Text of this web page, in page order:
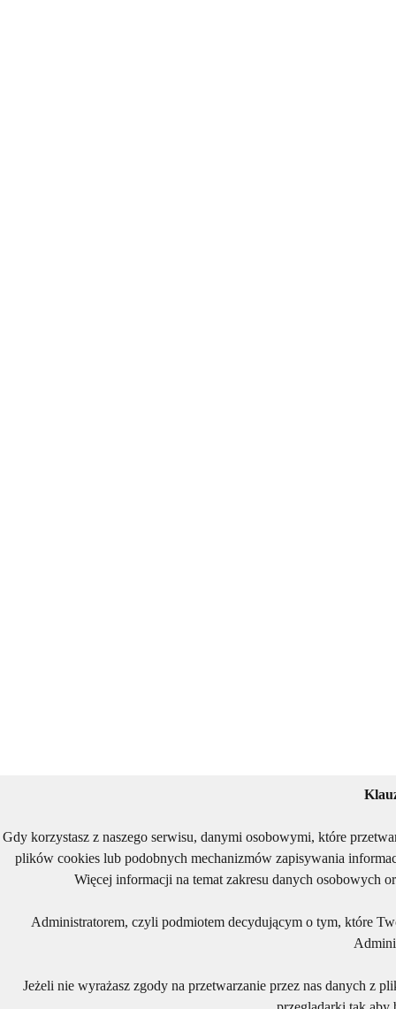
Gdy korzystasz z naszego serwisu, danymi osobowymi, które
plików cookies lub podobnych mechanizmów zapisywania
Więcej informacji na temat zakresu danych osobowych
Administratorem, czyli podmiotem decydującym o tym, które
Jeżeli nie wyrażasz zgody na przetwarzanie przez nas danych z